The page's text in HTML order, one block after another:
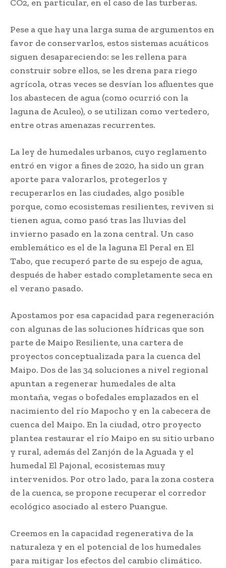
CO2, en particular, en el caso de las turberas.
Pese a que hay una larga suma de argumentos en
favor de conservarlos, estos sistemas acuáticos
siguen desapareciendo: se les rellena para
construir sobre ellos, se les drena para riego
agrícola, otras veces se desvían los afluentes que
los abastecen de agua (como ocurrió con la
laguna de Aculeo), o se utilizan como vertedero,
entre otras amenazas recurrentes.
La ley de humedales urbanos, cuyo reglamento
entró en vigor a fines de 2020, ha sido un gran
aporte para valorarlos, protegerlos y
recuperarlos en las ciudades, algo posible
porque, como ecosistemas resilientes, reviven si
tienen agua, como pasó tras las lluvias del
invierno pasado en la zona central. Un caso
emblemático es el de la laguna El Peral en El
Tabo, que recuperó parte de su espejo de agua,
después de haber estado completamente seca en
el verano pasado.
Apostamos por esa capacidad para regeneración
con algunas de las soluciones hídricas que son
parte de Maipo Resiliente, una cartera de
proyectos conceptualizada para la cuenca del
Maipo. Dos de las 34 soluciones a nivel regional
apuntan a regenerar humedales de alta
montaña, vegas o bofedales emplazados en el
nacimiento del río Mapocho y en la cabecera de
cuenca del Maipo. En la ciudad, otro proyecto
plantea restaurar el río Maipo en su sitio urbano
y rural, además del Zanjón de la Aguada y el
humedal El Pajonal, ecosistemas muy
intervenidos. Por otro lado, para la zona costera
de la cuenca, se propone recuperar el corredor
ecológico asociado al estero Puangue.
Creemos en la capacidad regenerativa de la
naturaleza y en el potencial de los humedales
para mitigar los efectos del cambio climático.